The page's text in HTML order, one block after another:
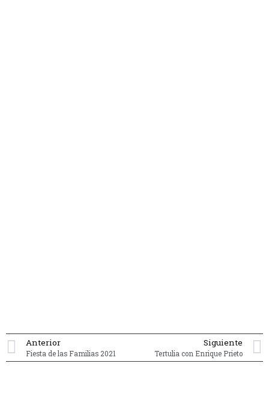
Anterior
Fiesta de las Familias 2021
Siguiente
Tertulia con Enrique Prieto